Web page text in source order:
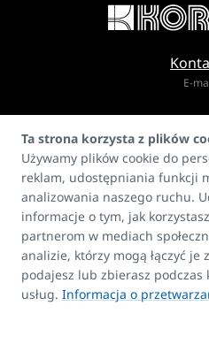
E-
FAQ
Ta strona korzysta z plików
Używamy plików cookie do
reklam, udostępniania funkcji
analizowania naszego ruchu.
informacje o tym, jak
partnerom w mediach
analizie, którzy mogą łączyć
podajesz lub zbierasz podczas
usług. Informacja o